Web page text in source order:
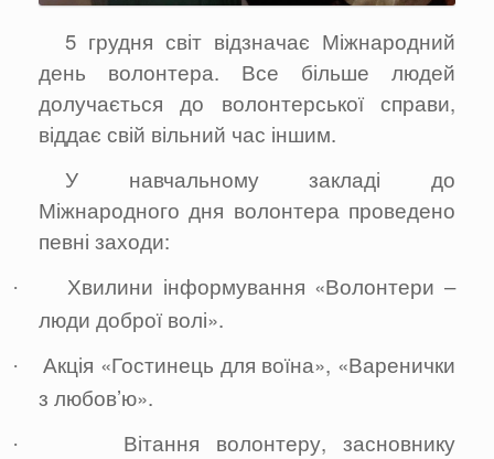
5 грудня світ відзначає Міжнародний
день волонтера. Все більше людей
долучається до волонтерської справи,
віддає свій вільний час іншим.
У навчальному закладі до
Міжнародного дня волонтера проведено
певні заходи:
·
Хвилини інформування «Волонтери –
люди доброї волі».
·
Акція «Гостинець для воїна», «Варенички
з любов’ю».
·
Вітання волонтеру, засновнику